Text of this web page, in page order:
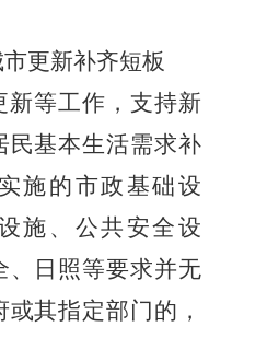
更新补齐短板
新等工作，支持新
民基本生活需求补
施的市政基础设
施、公共安全设
、日照等要求并无
其指定部门的，